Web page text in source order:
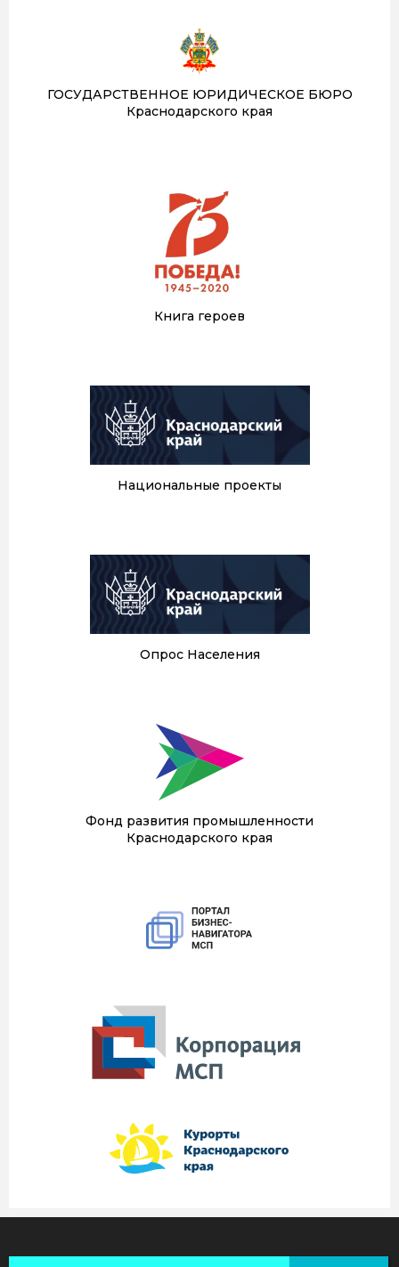
ГОСУДАРСТВЕННОЕ ЮРИДИЧЕСКОЕ БЮРО
Краснодарского края
Книга героев
Национальные проекты
Опрос Населения
Фонд развития промышленности
Краснодарского края